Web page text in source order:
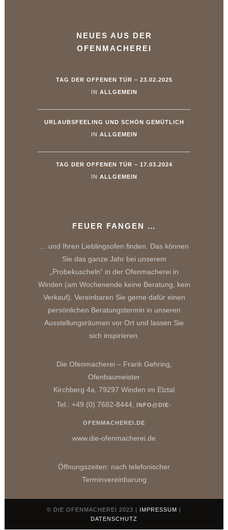
NEUES AUS DER
OFENMACHEREI
TAG DER OFFENEN TÜR – 23.02.2025
IN ALLGEMEIN
URLAUBSFEELING UND SCHÖN GEMÜTLICH
IN ALLGEMEIN
TAG DER OFFENEN TÜR – 17.03.2024
IN ALLGEMEIN
FEUER FANGEN …
… und Ihren Lieblingsofen finden. Das können
Sie das ganze Jahr bei unserem
„Probekuscheln“ in der Ofenmacherei in
Winden (am Wochenende keine Beratung, kein
Verkauf). Vereinbaren Sie gerne dafür einen
persönlichen Beratungstermin in unseren
Ausstellungsräumen vor Ort und lassen Sie
sich inspirieren.
Die Ofenmacherei – Frank Gehring,
Ofenbaumeister
Kirchberg 4a, 79297 Winden im Elztal
Tel.: +49 (0) 7682-8444,
INFO@DIE-
OFENMACHEREI.DE
www.die-ofenmacherei.de
Öffnungszeiten: nach telefonischer
Terminvereinbarung
© DIE OFENMACHEREI 2023 | IMPRESSUM |
DATENSCHUTZ